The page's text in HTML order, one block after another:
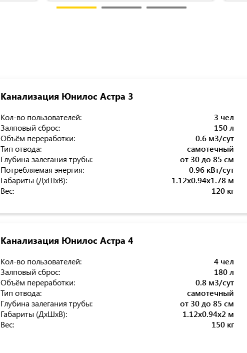
Канализация Юнилос Астра 3
Кол-во пользователей:
3 чел
Залповый сброс:
150 л
Объём переработки:
0.6 м3/сут
Тип отвода:
самотечный
Глубина залегания трубы:
от 30 до 85 см
Потребляемая энергия:
0.96 кВт/сут
Габариты (ДхШхВ):
1.12x0.94x1.78 м
Вес:
120 кг
Канализация Юнилос Астра 4
Кол-во пользователей:
4 чел
Залповый сброс:
180 л
Объём переработки:
0.8 м3/сут
Тип отвода:
самотечный
Глубина залегания трубы:
от 30 до 85 см
Габариты (ДхШхВ):
1.12x0.94x2 м
Вес:
150 кг